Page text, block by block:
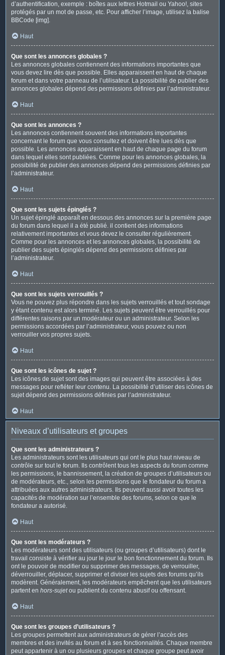
d’authentification, exemple : boîtes aux lettres Hotmail ou Yahoo!, sites
protégés par un mot de passe, etc. Pour afficher l’image, utilisez la balise
BBCode [img].
Haut
Que sont les annonces globales ?
Les annonces globales contiennent des informations importantes que
vous devez lire dès que possible. Elles apparaissent en haut de chaque
forum et dans votre panneau de l’utilisateur. La possibilité de publier des
annonces globales dépend des permissions définies par l’administrateur.
Haut
Que sont les annonces ?
Les annonces contiennent souvent des informations importantes
concernant le forum que vous consultez et doivent être lues dès que
possible. Les annonces apparaissent en haut de chaque page du forum
dans lequel elles sont publiées. Comme pour les annonces globales, la
possibilité de publier des annonces dépend des permissions définies par
l’administrateur.
Haut
Que sont les sujets épinglés ?
Un sujet épinglé apparaît en dessous des annonces sur la première page
du forum dans lequel il a été publié. il contient des informations
relativement importantes et vous devez le consulter régulièrement.
Comme pour les annonces et les annonces globales, la possibilité de
publier des sujets épinglés dépend des permissions définies par
l’administrateur.
Haut
Que sont les sujets verrouillés ?
Vous ne pouvez plus répondre dans les sujets verrouillés et tout sondage
y étant contenu est alors terminé. Les sujets peuvent être verrouillés pour
différentes raisons par un modérateur ou un administrateur. Selon les
permissions accordées par l’administrateur, vous pouvez ou non
verrouiller vos propres sujets.
Haut
Que sont les icônes de sujet ?
Les icônes de sujet sont des images qui peuvent être associées à des
messages pour refléter leur contenu. La possibilité d’utiliser des icônes de
sujet dépend des permissions définies par l’administrateur.
Haut
Niveaux d’utilisateurs et groupes
Que sont les administrateurs ?
Les administrateurs sont les utilisateurs qui ont le plus haut niveau de
contrôle sur tout le forum. Ils contrôlent tous les aspects du forum comme
les permissions, le bannissement, la création de groupes d’utilisateurs ou
de modérateurs, etc., selon les permissions que le fondateur du forum a
attribuées aux autres administrateurs. Ils peuvent aussi avoir toutes les
capacités de modération sur l’ensemble des forums, selon ce que le
fondateur a autorisé.
Haut
Que sont les modérateurs ?
Les modérateurs sont des utilisateurs (ou groupes d’utilisateurs) dont le
travail consiste à vérifier au jour le jour le bon fonctionnement du forum. Ils
ont le pouvoir de modifier ou supprimer des messages, de verrouiller,
déverrouiller, déplacer, supprimer et diviser les sujets des forums qu’ils
modèrent. Généralement, les modérateurs empêchent que les utilisateurs
partent en hors-sujetou publient du contenu abusif ou offensant.
Haut
Que sont les groupes d’utilisateurs ?
Les groupes permettent aux administrateurs de gérer l’accès des
membres et des invités au forum et à ses fonctionnalités. Chaque membre
peut appartenir à un ou plusieurs groupes et chaque groupe peut avoir